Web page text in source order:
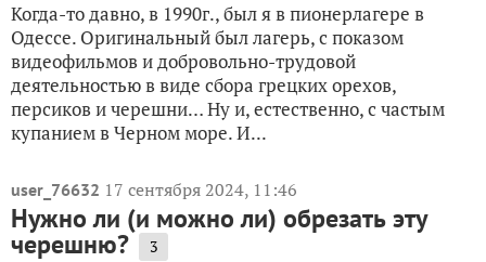
Когда-то давно, в 1990г., был я в пионерлагере в
Одессе. Оригинальный был лагерь, с показом
видеофильмов и добровольно-трудовой
деятельностью в виде сбора грецких орехов,
персиков и черешни… Ну и, естественно, с частым
купанием в Черном море. И...
user_76632 17 сентября 2024, 11:46
Нужно ли (и можно ли) обрезать эту
черешню? 3